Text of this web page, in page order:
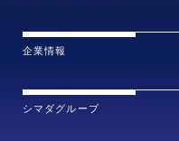
企業情報
シマダグループ